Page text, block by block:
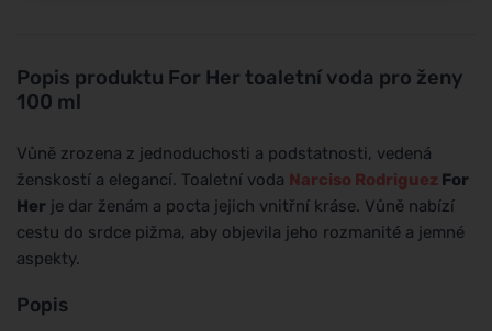
Popis produktu For Her toaletní voda pro ženy
100 ml
Vůně zrozena z jednoduchosti a podstatnosti, vedená
ženskostí a elegancí. Toaletní voda Narciso Rodriguez For
Her je dar ženám a pocta jejich vnitřní kráse. Vůně nabízí
cestu do srdce pižma, aby objevila jeho rozmanité a jemné
aspekty.
Popis